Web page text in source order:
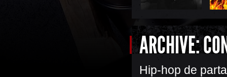
ARCHIVE:
Hip-hop de